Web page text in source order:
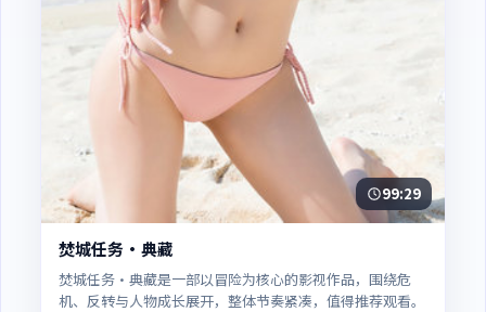
99:29
焚城任务·典藏
焚城任务·典藏是一部以冒险为核心的影视作品，围绕危
机、反转与人物成长展开，整体节奏紧凑，值得推荐观看。